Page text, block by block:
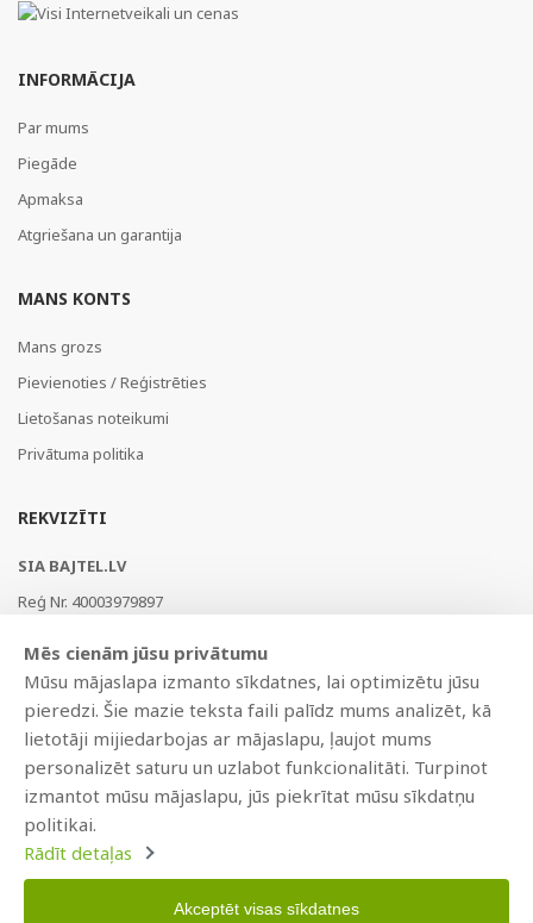
INFORMĀCIJA
Par mums
Piegāde
Apmaksa
Atgriešana un garantija
MANS KONTS
Mans grozs
Pievienoties / Reģistrēties
Lietošanas noteikumi
Privātuma politika
REKVIZĪTI
SIA BAJTEL.LV
Reģ Nr. 40003979897
AS Swedbank, HABALV22
LV53HABA0551019240274
Mēs cienām jūsu privātumu
Mūsu mājaslapa izmanto sīkdatnes, lai optimizētu jūsu
pieredzi. Šie mazie teksta faili palīdz mums analizēt, kā
lietotāji mijiedarbojas ar mājaslapu, ļaujot mums
personalizēt saturu un uzlabot funkcionalitāti. Turpinot
izmantot mūsu mājaslapu, jūs piekrītat mūsu sīkdatņu
politikai.
Rādīt detaļas
Akceptēt visas sīkdatnes